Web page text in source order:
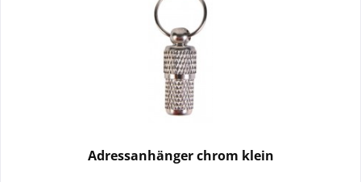
Adressanhänger chrom klein